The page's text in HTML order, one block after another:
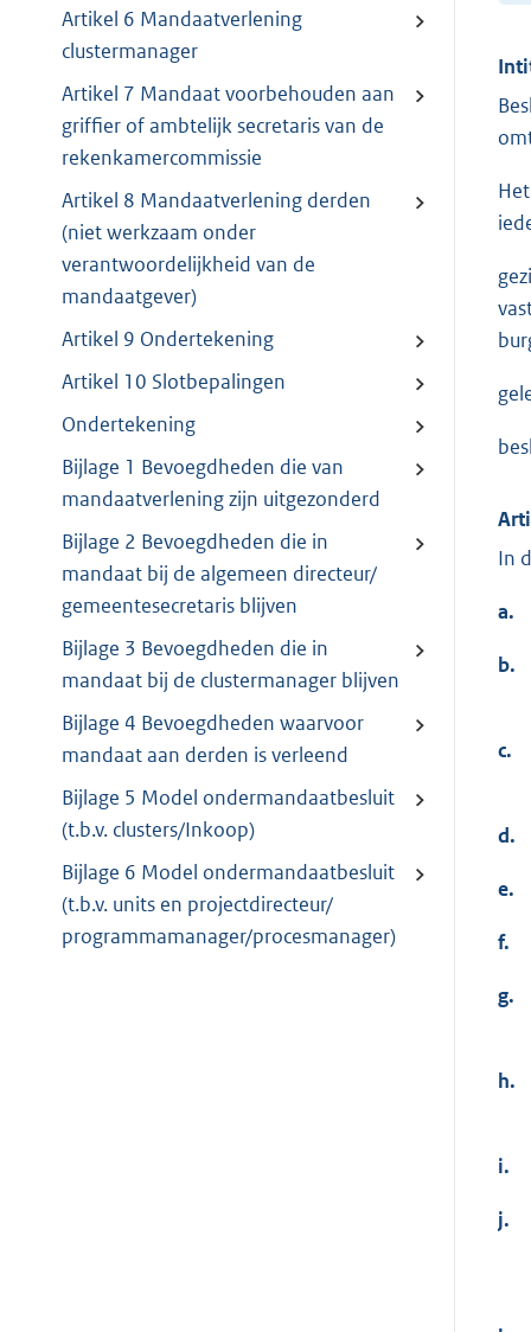
Artikel 6 Mandaatverlening
clustermanager
Artikel 7 Mandaat voorbehouden aan
griffier of ambtelijk secretaris van de
rekenkamercommissie
Artikel 8 Mandaatverlening derden
(niet werkzaam onder
verantwoordelijkheid van de
mandaatgever)
Artikel 9 Ondertekening
Artikel 10 Slotbepalingen
Ondertekening
Bijlage 1 Bevoegdheden die van
mandaatverlening zijn uitgezonderd
Bijlage 2 Bevoegdheden die in
mandaat bij de algemeen directeur/
gemeentesecretaris blijven
Bijlage 3 Bevoegdheden die in
mandaat bij de clustermanager blijven
Bijlage 4 Bevoegdheden waarvoor
mandaat aan derden is verleend
Bijlage 5 Model ondermandaatbesluit
(t.b.v. clusters/Inkoop)
Bijlage 6 Model ondermandaatbesluit
(t.b.v. units en projectdirecteur/
programmamanager/procesmanager)
In
a.
b.
c.
d.
e.
f.
g.
h.
i.
j.